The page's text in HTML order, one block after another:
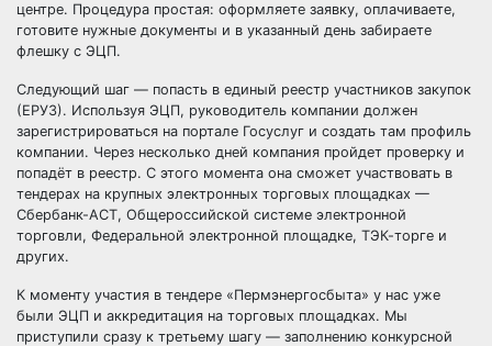
центре. Процедура простая: оформляете заявку, оплачиваете,
готовите нужные документы и в указанный день забираете
флешку с ЭЦП.
Следующий шаг — попасть в единый реестр участников закупок
(ЕРУЗ). Используя ЭЦП, руководитель компании должен
зарегистрироваться на портале Госуслуг и создать там профиль
компании. Через несколько дней компания пройдет проверку и
попадёт в реестр. С этого момента она сможет участвовать в
тендерах на крупных электронных торговых площадках —
Сбербанк-АСТ, Общероссийской системе электронной
торговли, Федеральной электронной площадке, ТЭК-торге и
других.
К моменту участия в тендере «Пермэнергосбыта» у нас уже
были ЭЦП и аккредитация на торговых площадках. Мы
приступили сразу к третьему шагу — заполнению конкурсной